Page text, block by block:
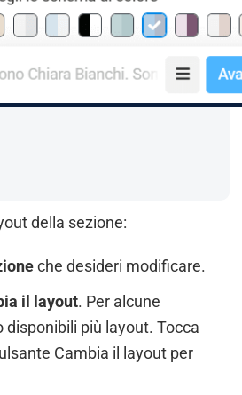
della sezione:
che desideri modificare.
il layout. Per alcune
disponibili più layout. Tocca
Cambia il layout per